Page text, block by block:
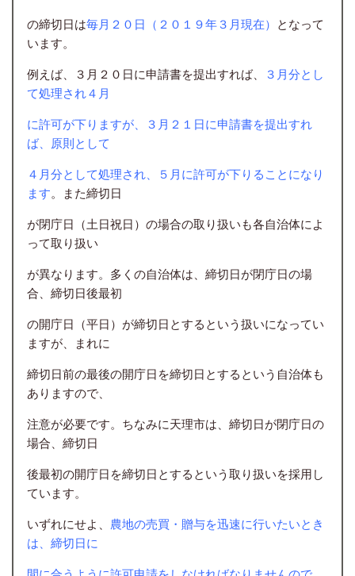
の締切日は毎月２０日（２０１９年３月現在）
となって
います。
例えば、３月２０日に申請書を提出すれば、
３月分とし
て処理され４月
に許可が下りますが、３月２１日に申請書を提出すれ
ば、原則として
４月分として処理され、５月に許可が下りることになり
ます。また締切日
が閉庁日（土日祝日）の場合の取り扱いも各自治体によ
って取り扱い
が異なります。多くの自治体は、締切日が閉庁日の場
合、締切日後最初
の開庁日（平日）が締切日とするという扱いになってい
ますが、まれに
締切日前の最後の開庁日を締切日とするという自治体も
ありますので、
注意が必要です。ちなみに天理市は、締切日が閉庁日の
場合、締切日
後最初の開庁日を締切日とするという取り扱いを採用し
ています。
いずれにせよ、 農地の売買・贈与を迅速に行いたいとき
は、締切日に